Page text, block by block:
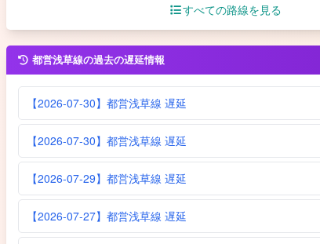
すべての路線を見る
都営浅草線の過去の遅延情報
【2026-07-30】都営浅草線 遅延
【2026-07-30】都営浅草線 遅延
【2026-07-29】都営浅草線 遅延
【2026-07-27】都営浅草線 遅延